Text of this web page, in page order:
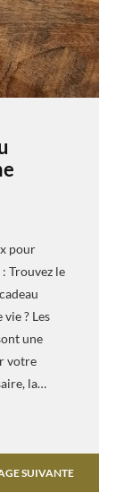
pour
Trouvez le
? Les
une
votre
la…
SUIVANTE